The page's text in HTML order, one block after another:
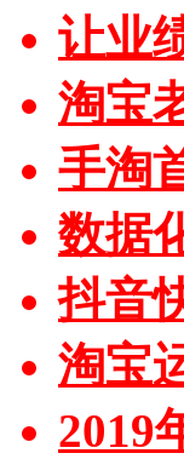
让业
淘宝
手淘
数据
抖音
淘宝
2019